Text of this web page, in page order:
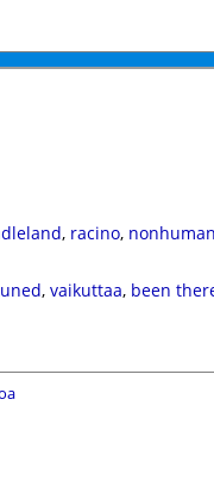
, racino,
, vaikuttaa, been